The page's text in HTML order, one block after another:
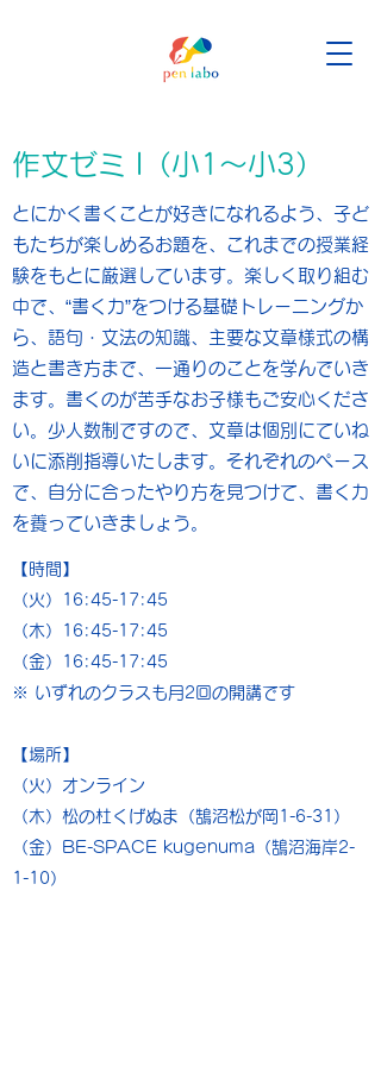
作文ゼミ I（小1〜小3）
とにかく書くことが好きになれるよう、子ど
もたちが楽しめるお題を、これまでの授業経
験をもとに厳選しています。楽しく取り組む
中で、“書く力”をつける基礎トレーニングか
ら、語句・文法の知識、主要な文章様式の構
造と書き方まで、一通りのことを学んでいき
ます。書くのが苦手なお子様もご安心くださ
い。少人数制ですので、文章は個別にていね
いに添削指導いたします。それぞれのペース
で、自分に合ったやり方を見つけて、書く力
を養っていきましょう。
【時間】
（火）16:45-17:45
（木）16:45-17:45
（金）16:45-17:45
※ いずれのクラスも月2回の開講です
【場所】
（火）オンライン
（木）松の杜くげぬま（鵠沼松が岡1-6-31）
（金）BE-SPACE kugenuma（鵠沼海岸2-
1-10）